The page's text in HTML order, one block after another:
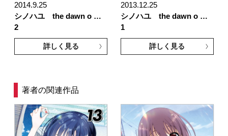
2014.9.25
シノハユ the dawn o …
2
詳しく見る
2013.12.25
シノハユ the dawn o …
1
詳しく見る
著者の関連作品